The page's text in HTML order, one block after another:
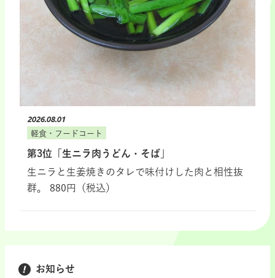
2026.08.01
軽食・フードコート
第3位「生ニラ肉うどん・そば」
生ニラと生姜焼きのタレで味付けした肉と相性抜
群。 880円（税込）
お知らせ